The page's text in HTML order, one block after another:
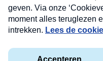
Privacyverklaring
Neem hier een gratis
nieuwsbrief. Elke